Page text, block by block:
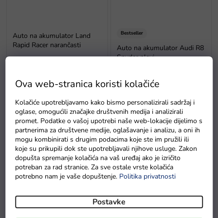
Ova web-stranica koristi kolačiće
Kolačiće upotrebljavamo kako bismo personalizirali sadržaj i
oglase, omogućili značajke društvenih medija i analizirali
promet. Podatke o vašoj upotrebi naše web-lokacije dijelimo s
partnerima za društvene medije, oglašavanje i analizu, a oni ih
mogu kombinirati s drugim podacima koje ste im pružili ili
koje su prikupili dok ste upotrebljavali njihove usluge. Zakon
dopušta spremanje kolačića na vaš uređaj ako je izričito
potreban za rad stranice. Za sve ostale vrste kolačića
potrebno nam je vaše dopuštenje. Politika privatnosti
Postavke
Auto na akumulator Land
Rapid Racer narančasti
ocjena
je
5,0
od
5
zvjezdica.
Bestseller
Auto na akumulator Audi R8
Spyder plavi
Auto na akumulator Audi R8
Na zalihama
Bestseller
Auto na akumulator Buggy
Na zalihama